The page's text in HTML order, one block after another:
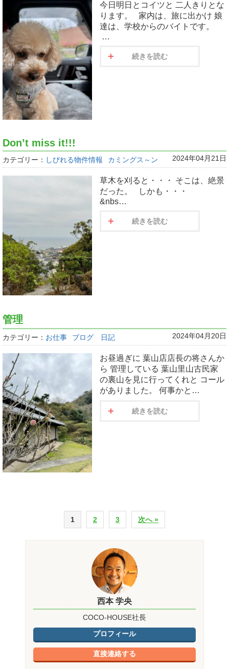
今日明日とコイツと 二人きりとな
ります。 家内は、旅に出かけ 娘
達は、学校からのバイトです。
…
続きを読む
Don’t miss it!!!
カテゴリー： しびれる物件情報 カミングス～ン 2024年04月21日
草木を刈ると・・・ そこは、絶景
だった。 しかも・・・
&nbs…
続きを読む
管理
カテゴリー： お仕事 ブログ 日記 2024年04月20日
お昼過ぎに 葉山店店長の将さんか
ら 管理している 葉山里山古民家
の裏山を見に行ってくれと コール
がありました。 何事かと…
続きを読む
1 2 3 次へ »
西本 学央
COCO-HOUSE社長
プロフィール
直接連絡する